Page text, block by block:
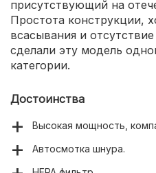
присутствующий на
Простота конструкции,
всасывания и
сделали эту модель
категории.
Достоинства
Высокая мощность,
Автосмотка шнура.